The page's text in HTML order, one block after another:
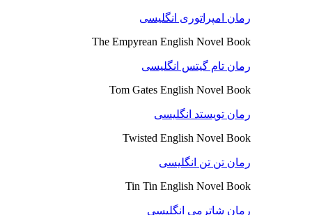
رمان امپراتوری انگلیسی
The Empyrean English Novel Book
رمان تام گیتس انگلیسی
Tom Gates English Novel Book
رمان تویستد انگلیسی
Twisted English Novel Book
رمان تن تن انگلیسی
Tin Tin English Novel Book
رمان شاترمی انگلیسی